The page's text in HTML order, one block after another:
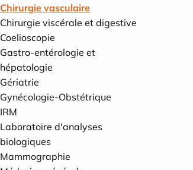
Chirurgie vasculaire
Chirurgie viscérale et digestive
Coelioscopie
Gastro-entérologie et
hépatologie
Gériatrie
Gynécologie-Obstétrique
IRM
Laboratoire d'analyses
biologiques
Mammographie